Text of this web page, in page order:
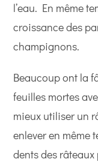
l’eau. En même
croissance des
champignons.
Beaucoup ont la
feuilles mortes
mieux utiliser un
enlever en même
dents des